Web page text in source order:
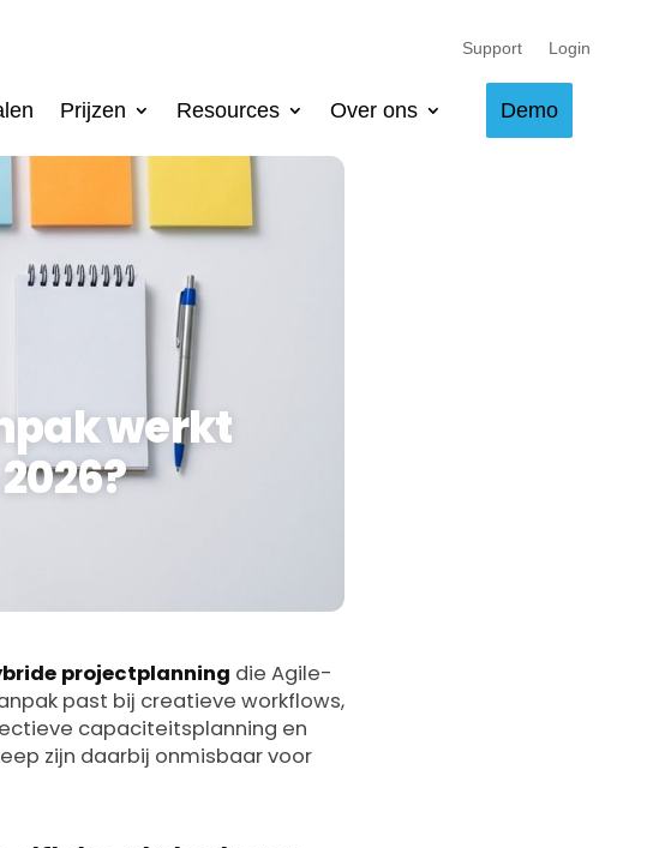
Support Login
Prijzen Resources Over ons Demo
werkt
projectplanning die Agile-
past bij creatieve workflows,
capaciteitsplanning en
zijn daarbij onmisbaar voor